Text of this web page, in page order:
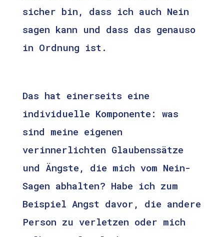
sicher bin, dass ich auch Nein
sagen kann und dass das genauso
in Ordnung ist.
Das hat einerseits eine
individuelle Komponente: was
sind meine eigenen
verinnerlichten Glaubenssätze
und Ängste, die mich vom Nein-
Sagen abhalten? Habe ich zum
Beispiel Angst davor, die andere
Person zu verletzen oder mich